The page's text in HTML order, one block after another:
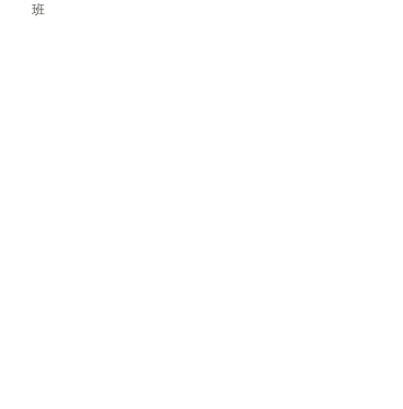
班